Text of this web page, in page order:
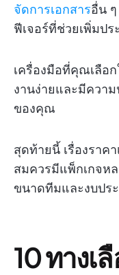
จัดการเอกสารอื่น
ฟีเจอร์ที่ช่วยเพิ่มป
เครื่องมือที่คุณเลือ
งานง่ายและมีควา
ของคุณ
สุดท้ายนี้ เรื่องราค
สมควรมีแพ็กเกจห
ขนาดทีมและงบป
10 ทางเ